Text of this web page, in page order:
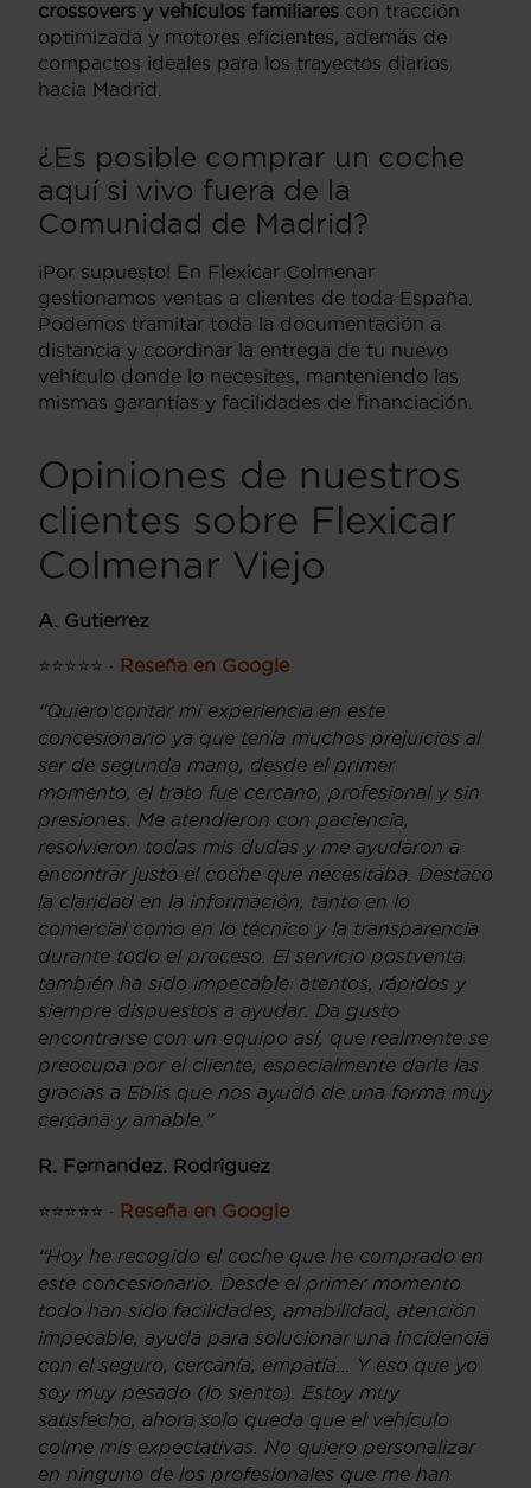
crossovers y vehículos familiares con tracción
optimizada y motores eficientes, además de
compactos ideales para los trayectos diarios
hacia Madrid.
¿Es posible comprar un coche
aquí si vivo fuera de la
Comunidad de Madrid?
¡Por supuesto! En Flexicar Colmenar
gestionamos ventas a clientes de toda España.
Podemos tramitar toda la documentación a
distancia y coordinar la entrega de tu nuevo
vehículo donde lo necesites, manteniendo las
mismas garantías y facilidades de financiación.
Opiniones de nuestros
clientes sobre Flexicar
Colmenar Viejo
A. Gutierrez
⭐⭐⭐⭐⭐ · Reseña en Google
“Quiero contar mi experiencia en este
concesionario ya que tenía muchos prejuicios al
ser de segunda mano, desde el primer
momento, el trato fue cercano, profesional y sin
presiones. Me atendieron con paciencia,
resolvieron todas mis dudas y me ayudaron a
encontrar justo el coche que necesitaba. Destaco
la claridad en la información, tanto en lo
comercial como en lo técnico y la transparencia
durante todo el proceso. El servicio postventa
también ha sido impecable: atentos, rápidos y
siempre dispuestos a ayudar. Da gusto
encontrarse con un equipo así, que realmente se
preocupa por el cliente, especialmente darle las
gracias a Eblis que nos ayudó de una forma muy
cercana y amable.”
R. Fernandez. Rodriguez
⭐⭐⭐⭐⭐ · Reseña en Google
“Hoy he recogido el coche que he comprado en
este concesionario. Desde el primer momento
todo han sido facilidades, amabilidad, atención
impecable, ayuda para solucionar una incidencia
con el seguro, cercanía, empatía... Y eso que yo
soy muy pesado (lo siento). Estoy muy
satisfecho, ahora solo queda que el vehículo
colme mis expectativas. No quiero personalizar
en ninguno de los profesionales que me han